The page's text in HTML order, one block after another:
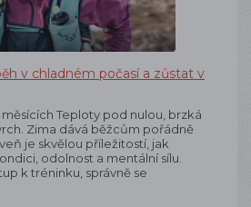
v chladném počasí a zůstat v
Teploty pod nulou, brzká
Zima dává běžcům pořádně
je skvělou příležitostí, jak
odolnost a mentální sílu.
k tréninku, správně se